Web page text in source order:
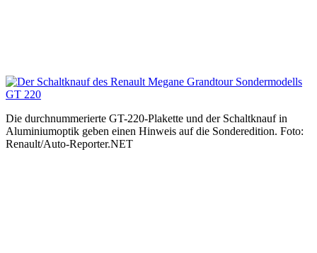
Die durchnummerierte GT-220-Plakette und der Schaltknauf in
Aluminiumoptik geben einen Hinweis auf die Sonderedition. Foto:
Renault/Auto-Reporter.NET